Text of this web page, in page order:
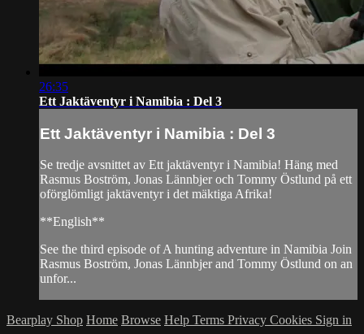
26:35
Ett Jaktäventyr i Namibia : Del 3
Ett Jaktäventyr i Namibia : Del 3
Se tredje avsnittet av Ett jaktäventyr i Namibia! Häng med
Rasmus Boström, Jonas Lännbjer och Tommy Östlund på ett
oförglömligt jaktäventyr i det mäktiga Afrika!
**English**
See the third episode of A hunting adventure in Namibia Join
Rasmus Boström, Jonas Lännbjer and Tommy Östlund on an
unfor...
Bearplay Shop Home Browse Help Terms Privacy Cookies Sign in